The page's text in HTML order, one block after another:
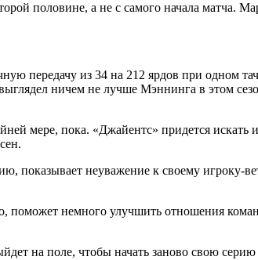
половине, а не с самого начала матча.
передачу из 34 на 212 ярдов при одном
ничем не лучше Мэннинга в этом
мере, пока. «Джайентс» придется искать
неуважение к своему игроку-
немного улучшить отношения
на поле, чтобы начать заново свою серию